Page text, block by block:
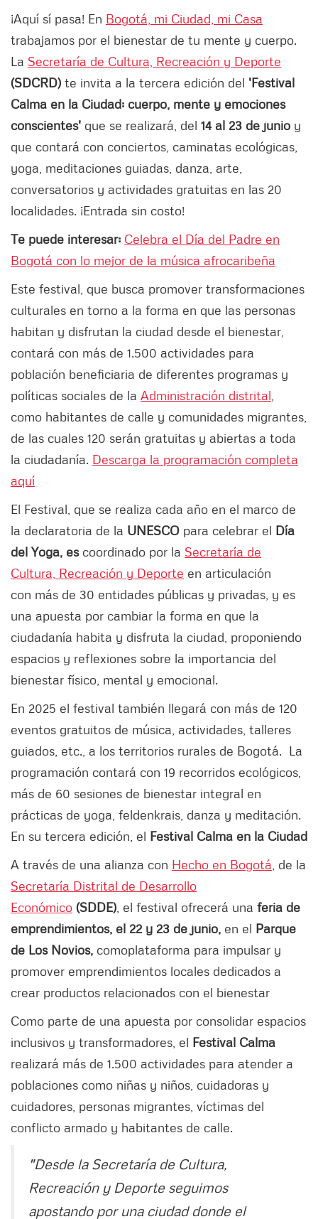
¡Aquí sí pasa! En Bogotá, mi Ciudad, mi Casa
trabajamos por el bienestar de tu mente y cuerpo.
La Secretaría de Cultura, Recreación y Deporte
(SDCRD) te invita a la tercera edición del 'Festival
Calma en la Ciudad: cuerpo, mente y emociones
conscientes' que se realizará, del 14 al 23 de junio y
que contará con conciertos, caminatas ecológicas,
yoga, meditaciones guiadas, danza, arte,
conversatorios y actividades gratuitas en las 20
localidades. ¡Entrada sin costo!
Te puede interesar: Celebra el Día del Padre en
Bogotá con lo mejor de la música afrocaribeña
Este festival, que busca promover transformaciones
culturales en torno a la forma en que las personas
habitan y disfrutan la ciudad desde el bienestar,
contará con más de 1.500 actividades para
población beneficiaria de diferentes programas y
políticas sociales de la Administración distrital
como habitantes de calle y comunidades migrantes,
de las cuales 120 serán gratuitas y abiertas a toda
la ciudadanía. Descarga la programación completa
aquí
El Festival, que se realiza cada año en el marco de
la declaratoria de la UNESCO para celebrar el Día
del Yoga, es coordinado por la Secretaría de
Cultura, Recreación y Deporte en articulación
con más de 30 entidades públicas y privadas, y es
una apuesta por cambiar la forma en que la
ciudadanía habita y disfruta la ciudad, proponiendo
espacios y reflexiones sobre la importancia del
bienestar físico, mental y emocional.
En 2025 el festival también llegará con más de 120
eventos gratuitos de música, actividades, talleres
guiados, etc., a los territorios rurales de Bogotá. La
programación contará con 19 recorridos ecológicos,
más de 60 sesiones de bienestar integral en
prácticas de yoga, feldenkrais, danza y meditación.
En su tercera edición, el Festival Calma en la Ciudad
A través de una alianza con Hecho en Bogotá , de la
Secretaría Distrital de Desarrollo
Económico (SDDE) , el festival ofrecerá una feria de
emprendimientos, el 22 y 23 de junio, en el Parque
de Los Novios, comoplataforma para impulsar y
promover emprendimientos locales dedicados a
crear productos relacionados con el bienestar
Como parte de una apuesta por consolidar espacios
inclusivos y transformadores, el Festival Calma
realizará más de 1.500 actividades para atender a
poblaciones como niñas y niños, cuidadoras y
cuidadores, personas migrantes, víctimas del
conflicto armado y habitantes de calle.
"Desde la Secretaría de Cultura,
Recreación y Deporte seguimos
apostando por una ciudad donde el